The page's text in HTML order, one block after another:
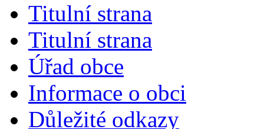
Titulní strana
Titulní strana
Úřad obce
Informace o obci
Důležité odkazy